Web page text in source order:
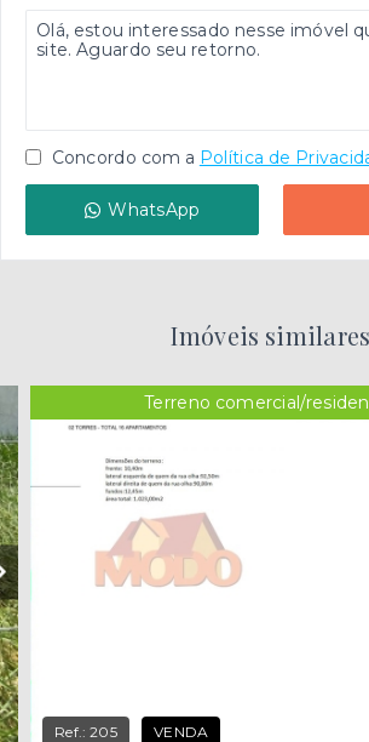
Concordo com a Política de
WhatsApp
Imóveis similares
Terreno comercial/
Ref.:205 VENDA